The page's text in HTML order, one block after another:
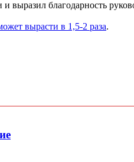
и выразил благодарность
вырасти в 1,5-2 раза.